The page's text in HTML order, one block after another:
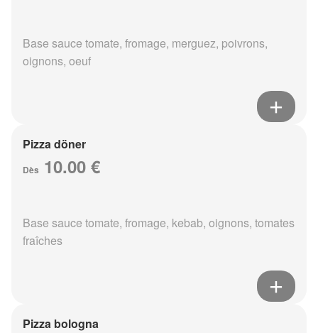
Base sauce tomate, fromage, merguez, poivrons,
oignons, oeuf
Pizza döner
Dès 10.00 €
Base sauce tomate, fromage, kebab, oignons, tomates
fraîches
Pizza bologna